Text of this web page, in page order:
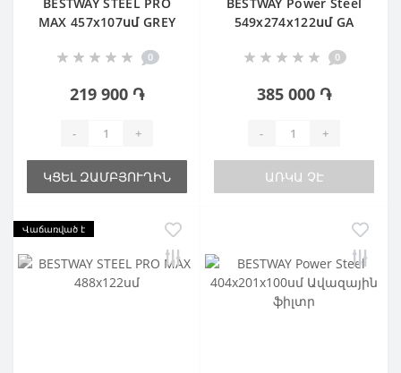
MAX 457х107սմ GREY
0
219 900 ֏
- +
ԿՑԵԼ ԶԱՄԲՅՈՒՂԻՆ
549х274х122սմ GA
0
385 000 ֏
- +
ԱՌԿԱ ՉԷ
Վաճառված է